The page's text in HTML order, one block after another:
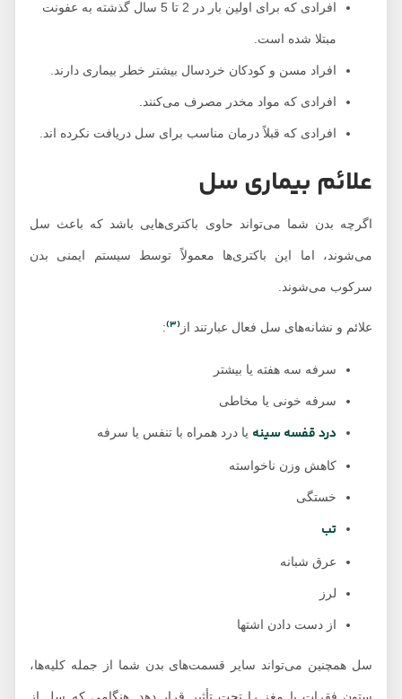
افرادی که برای اولین بار در 2 تا 5 سال گذشته به عفونت
مبتلا شده است.
افراد مسن و کودکان خردسال بیشتر خطر بیماری دارند.
افرادی که مواد مخدر مصرف می‌کنند.
افرادی که قبلاً درمان مناسب برای سل دریافت نکرده اند.
علائم بیماری سل
اگرچه بدن شما می‌تواند حاوی باکتری‌هایی باشد که باعث سل
می‌شوند، اما این باکتری‌ها معمولاً توسط سیستم ایمنی بدن
سرکوب می‌شوند.
علائم و نشانه‌های سل فعال عبارتند از (3)
سرفه سه هفته یا بیشتر
سرفه خونی یا مخاطی
درد قفسه سینهیا درد همراه با تنفس یا سرفه
کاهش وزن ناخواسته
خستگی
تب
عرق شبانه
لرز
از دست دادن اشتها
سل همچنین می‌تواند سایر قسمت‌های بدن شما از جمله کلیه‌ها،